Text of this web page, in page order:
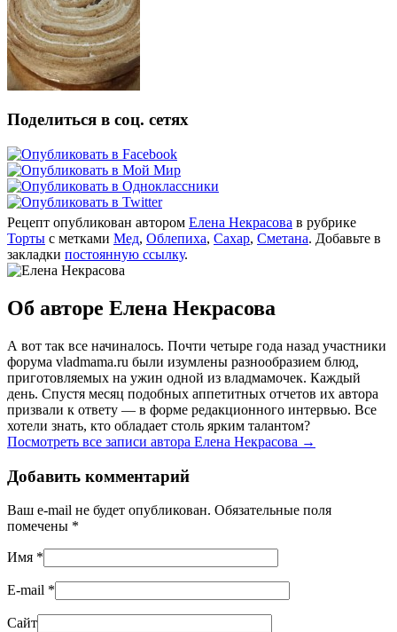
Поделиться в соц. сетях
Рецепт опубликован автором Елена Некрасова в рубрике
Торты с метками Мед, Облепиха, Сахар, Сметана. Добавьте в
закладки постоянную ссылку.
Об авторе Елена Некрасова
А вот так все начиналось. Почти четыре года назад участники
форума vladmama.ru были изумлены разнообразием блюд,
приготовляемых на ужин одной из владмамочек. Каждый
день. Спустя месяц подобных аппетитных отчетов их автора
призвали к ответу — в форме редакционного интервью. Все
хотели знать, кто обладает столь ярким талантом?
Посмотреть все записи автора Елена Некрасова →
Добавить комментарий
Ваш e-mail не будет опубликован. Обязательные поля
помечены *
Имя *
E-mail *
Сайт